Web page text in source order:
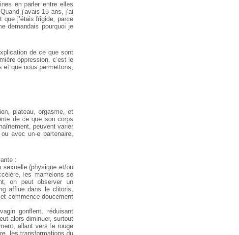
en parler entre elles
j’avais 15 ans, j’ai
j’étais frigide, parce
demandais pourquoi je
de ce que sont
oppression, c’est le
et que nous permettons,
plateau, orgasme, et
de ce que son corps
peuvent varier
avec un-e partenaire,
:
sexuelle (physique et/ou
les mamelons se
on peut observer un
afflue dans le clitoris,
commence doucement
gonflent, réduisant
alors diminuer, surtout
allant vers le rouge
les transformations du